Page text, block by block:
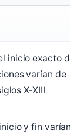
inicio exacto
varían de
X-XIII
y fin varían